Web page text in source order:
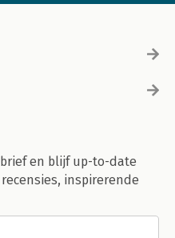
en blijf up-to-date
inspirerende